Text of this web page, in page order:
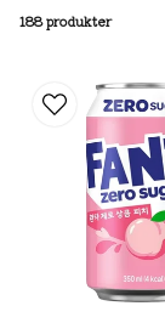
188 produkter